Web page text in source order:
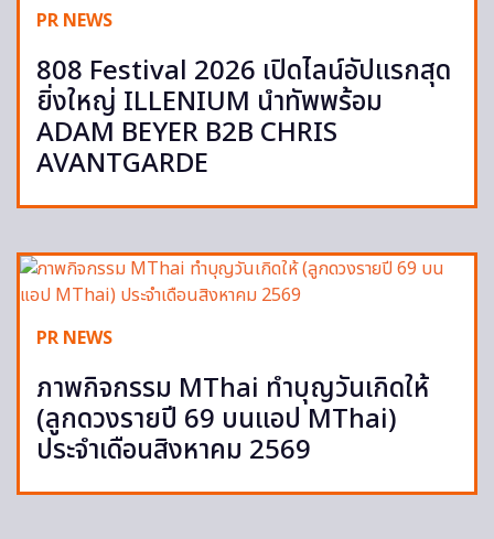
PR NEWS
808 Festival 2026 เปิดไลน์อัปแรกสุด
ยิ่งใหญ่ ILLENIUM นำทัพพร้อม
ADAM BEYER B2B CHRIS
AVANTGARDE
PR NEWS
ภาพกิจกรรม MThai ทำบุญวันเกิดให้
(ลูกดวงรายปี 69 บนแอป MThai)
ประจำเดือนสิงหาคม 2569